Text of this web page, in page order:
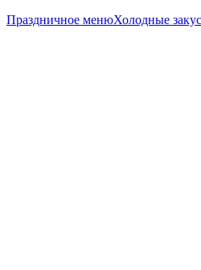
Праздничное менюХолодные